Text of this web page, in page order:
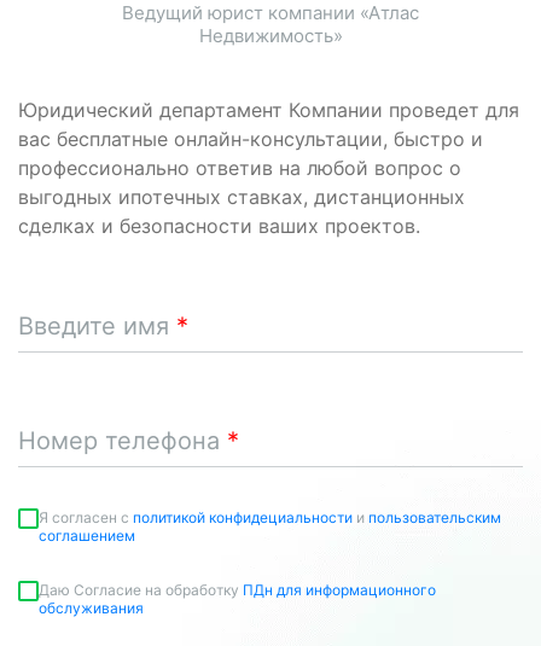
Юридический департамент Компании проведет для
вас бесплатные онлайн-консультации, быстро и
профессионально ответив на любой вопрос о
выгодных ипотечных ставках, дистанционных
сделках и безопасности ваших проектов.
Введите имя
Номер телефона
Я согласен c политикой конфидециальности и пользовательским
соглашением
Даю Согласие на обработку ПДн для информационного
обслуживания
Ведущий юрист компании «Атлас
Недвижимость»